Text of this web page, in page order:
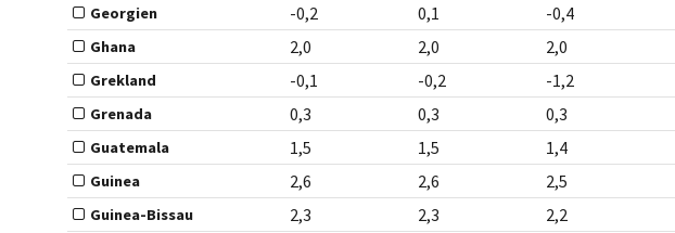
Georgien -0,2 0,1 -0,4
Ghana 2,0 2,0 2,0
Grekland -0,1 -0,2 -1,2
Grenada 0,3 0,3 0,3
Guatemala 1,5 1,5 1,4
Guinea 2,6 2,6 2,5
Guinea-Bissau 2,3 2,3 2,2